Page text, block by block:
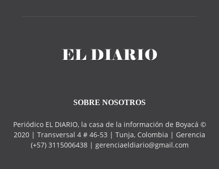
SOBRE NOSOTROS
Periódico EL DIARIO, la casa de la información de Boyacá ©
2020 | Transversal 4 # 46-53 | Tunja, Colombia | Gerencia
(+57) 3115006438 | gerenciaeldiario@gmail.com